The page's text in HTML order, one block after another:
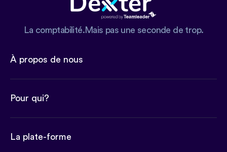
La comptabilité.Mais pas une seconde de trop.
À propos de nous
Pour qui?
La plate-forme